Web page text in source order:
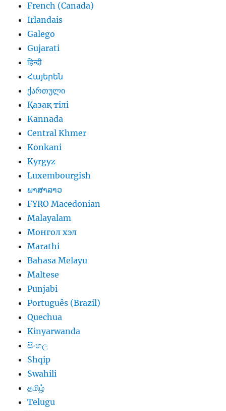
French (Canada)
Irlandais
Galego
Gujarati
हिन्दी
Հայերեն
ქართული
Қазақ тілі
Kannada
Central Khmer
Konkani
Kyrgyz
Luxembourgish
ພາສາລາວ
FYRO Macedonian
Malayalam
Монгол хэл
Marathi
Bahasa Melayu
Maltese
Punjabi
Português (Brazil)
Quechua
Kinyarwanda
සිංහල
Shqip
Swahili
தமிழ்
Telugu